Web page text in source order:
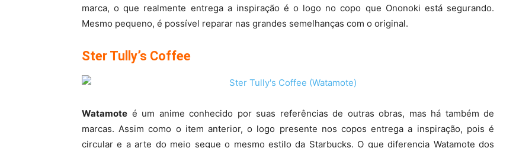
marca, o que realmente entrega a inspiração é o logo no copo que Ononoki está segurando.
Mesmo pequeno, é possível reparar nas grandes semelhanças com o original.
Ster Tully’s Coffee
Watamote é um anime conhecido por suas referências de outras obras, mas há também de
marcas. Assim como o item anterior, o logo presente nos copos entrega a inspiração, pois é
circular e a arte do meio segue o mesmo estilo da Starbucks. O que diferencia Watamote dos